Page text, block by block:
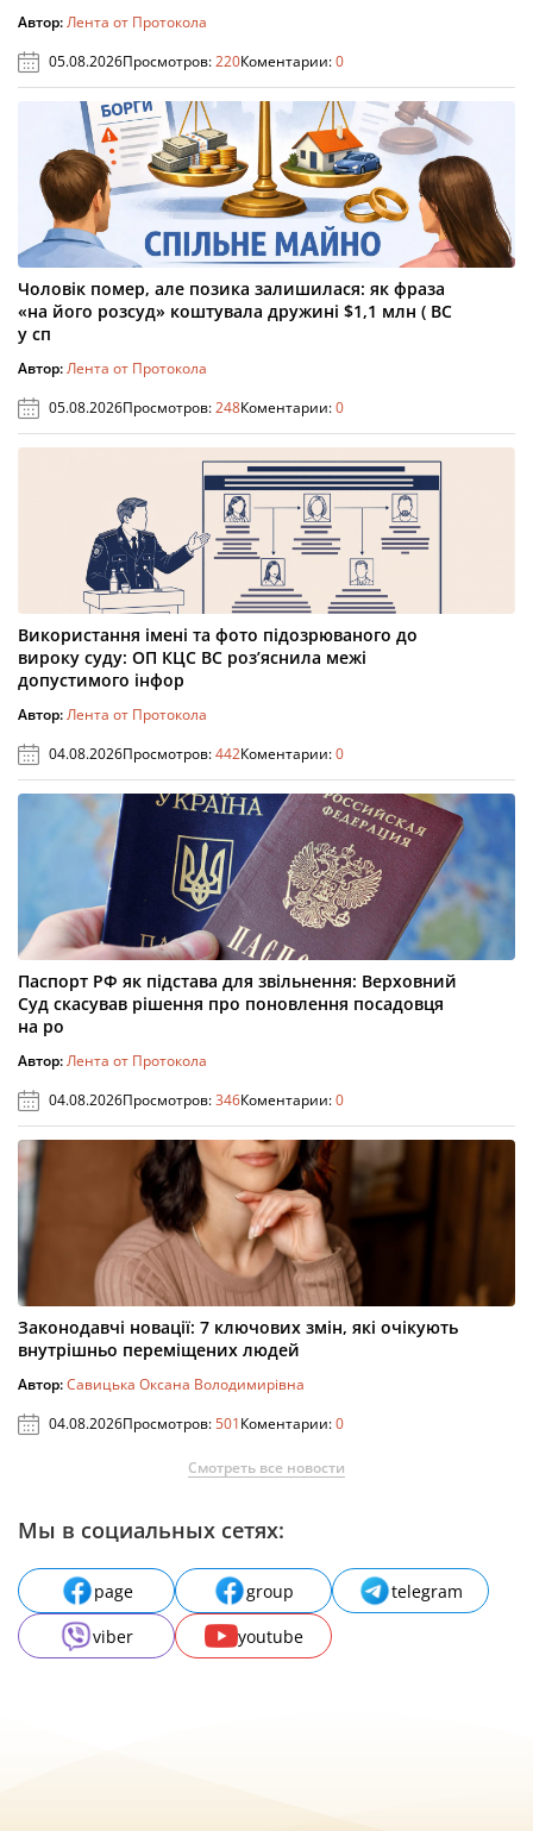
Автор:Лента от Протокола
05.08.2026Просмотров:220Коментарии:0
Чоловік помер, але позика залишилася: як фраза
«на його розсуд» коштувала дружині $1,1 млн ( ВС
у сп
Автор:Лента от Протокола
05.08.2026Просмотров:248Коментарии:0
Використання імені та фото підозрюваного до
вироку суду: ОП КЦС ВС роз’яснила межі
допустимого інфор
Автор:Лента от Протокола
04.08.2026Просмотров:442Коментарии:0
Паспорт РФ як підстава для звільнення: Верховний
Суд скасував рішення про поновлення посадовця
на ро
Автор:Лента от Протокола
04.08.2026Просмотров:346Коментарии:0
Законодавчі новації: 7 ключових змін, які очікують
внутрішньо переміщених людей
Автор:Савицька Оксана Володимирівна
04.08.2026Просмотров:501Коментарии:0
Смотреть все новости
Мы в социальных сетях:
page group
telegram
viber
youtube